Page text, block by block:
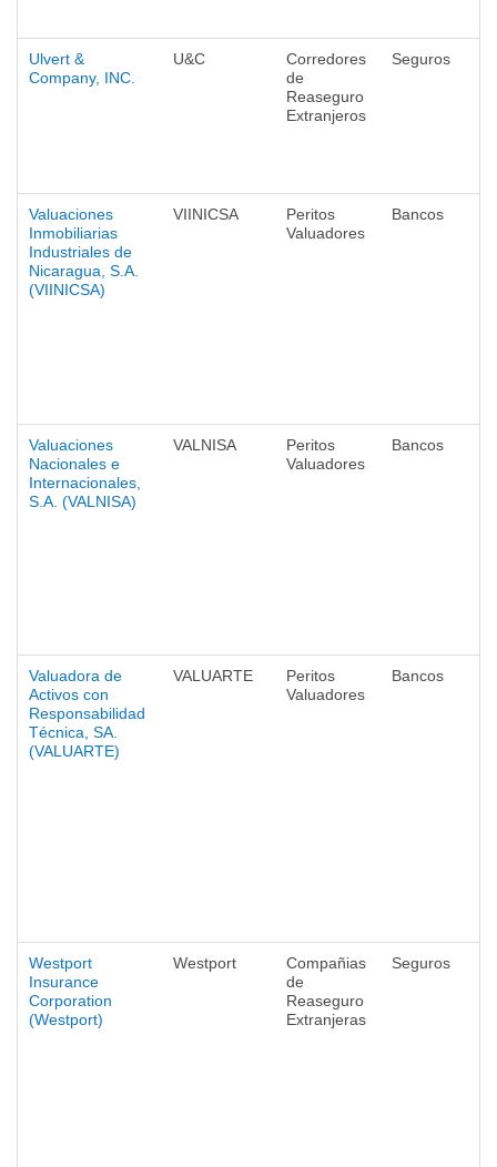
Ulvert &
Company, INC.
U&C
Corredores
de
Reaseguro
Extranjeros
Seguros
Valuaciones
Inmobiliarias
Industriales de
Nicaragua, S.A.
(VIINICSA)
VIINICSA
Peritos
Valuadores
Bancos
Valuaciones
Nacionales e
Internacionales,
S.A. (VALNISA)
VALNISA
Peritos
Valuadores
Bancos
Valuadora de
Activos con
Responsabilidad
Técnica, SA.
(VALUARTE)
VALUARTE
Peritos
Valuadores
Bancos
Westport
Insurance
Corporation
(Westport)
Westport
Compañias
de
Reaseguro
Extranjeras
Seguros